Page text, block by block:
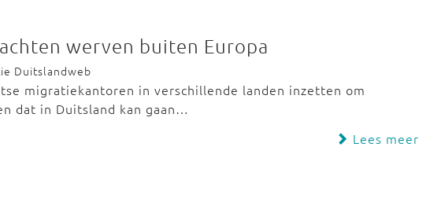
werven buiten Europa
Duitslandweb
migratiekantoren in verschillende landen inzetten om
dat in Duitsland kan gaan…
Lees meer